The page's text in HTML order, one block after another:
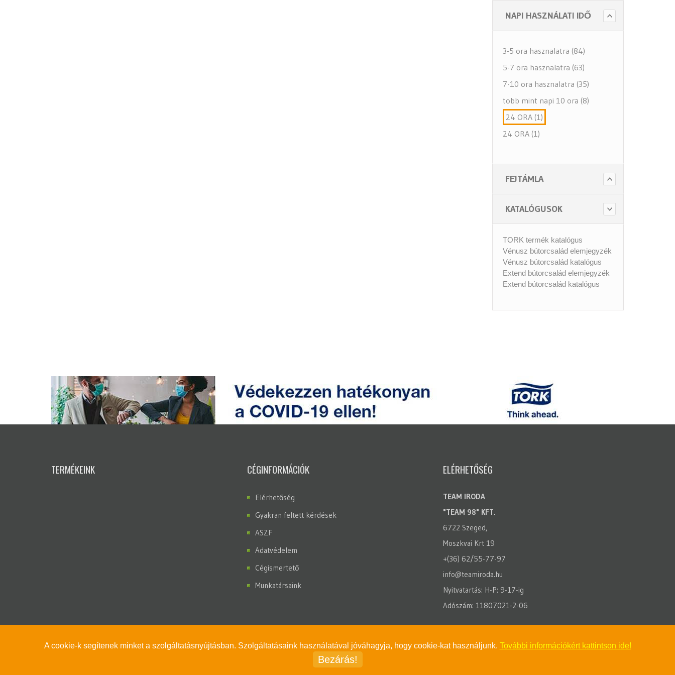
NAPI HASZNÁLATI IDŐ
3-5 ora hasznalatra (84)
5-7 ora hasznalatra (63)
7-10 ora hasznalatra (35)
tobb mint napi 10 ora (8)
24 ORA (1)
24 ORA (1)
FEJTÁMLA
KATALÓGUSOK
TORK termék katalógus
Vénusz bútorcsalád elemjegyzék
Vénusz bútorcsalád katalógus
Extend bútorcsalád elemjegyzék
Extend bútorcsalád katalógus
TERMÉKEINK CÉGINFORMÁCIÓK
Elérhetőség
Gyakran feltett kérdések
ASZF
Adatvédelem
Cégismertető
Munkatársaink
ELÉRHETŐSÉG
TEAM IRODA
"TEAM 98" KFT.
6722 Szeged,
Moszkvai Krt 19
+(36) 62/55-77-97
info@teamiroda.hu
Nyitvatartás: H-P: 9-17-ig
Adószám: 11807021-2-06
A cookie-k segítenek minket a szolgáltatásnyújtásban. Szolgáltatásaink használatával jóváhagyja, hogy cookie-kat használjunk. További információkért kattintson ide!
Bezárás!